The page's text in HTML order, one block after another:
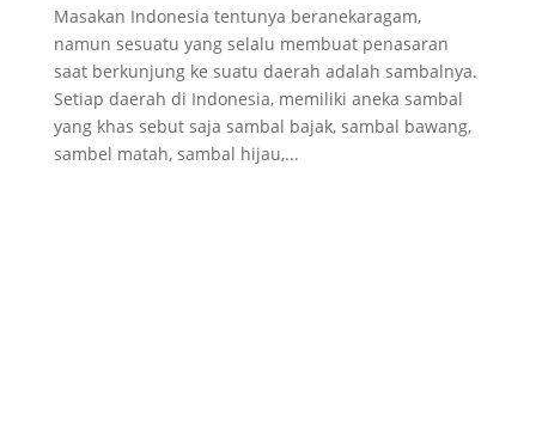
Masakan Indonesia tentunya beranekaragam,
namun sesuatu yang selalu membuat penasaran
saat berkunjung ke suatu daerah adalah sambalnya.
Setiap daerah di Indonesia, memiliki aneka sambal
yang khas sebut saja sambal bajak, sambal bawang,
sambel matah, sambal hijau,...